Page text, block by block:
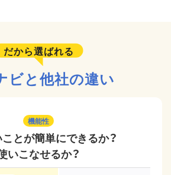
だから選ばれる
ビと他社の違い
機能性
とが簡単にできるか？
いこなせるか？